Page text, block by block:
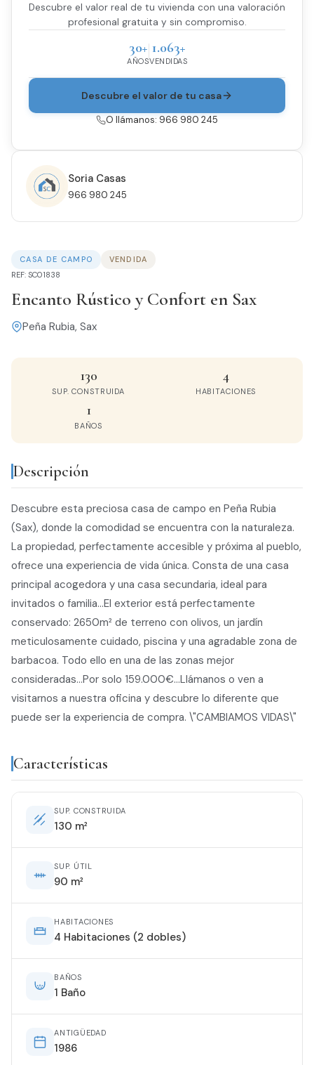
CASA DE CAMPO
VENDIDA
REF: SC01838
Encanto Rústico y Confort en Sax
Peña Rubia, Sax
130
SUP. CONSTRUIDA
4
HABITACIONES
1
BAÑOS
Descripción
Descubre esta preciosa casa de campo en Peña Rubia
(Sax), donde la comodidad se encuentra con la naturaleza.
La propiedad, perfectamente accesible y próxima al pueblo,
ofrece una experiencia de vida única. Consta de una casa
principal acogedora y una casa secundaria, ideal para
invitados o familia...El exterior está perfectamente
conservado: 2650m² de terreno con olivos, un jardín
meticulosamente cuidado, piscina y una agradable zona de
barbacoa. Todo ello en una de las zonas mejor
consideradas...Por solo 159.000€...Llámanos o ven a
visitarnos a nuestra oficina y descubre lo diferente que
puede ser la experiencia de compra. \"CAMBIAMOS VIDAS\"
Características
SUP. CONSTRUIDA
130 m²
SUP. ÚTIL
90 m²
HABITACIONES
4 Habitaciones (2 dobles)
BAÑOS
1 Baño
ANTIGÜEDAD
1986
Descubre el valor real de tu vivienda con una valoración
profesional gratuita y sin compromiso.
30+
AÑOS
1.063+
VENDIDAS
Descubre el valor de tu casa
O llámanos: 966 980 245
Soria Casas
966 980 245